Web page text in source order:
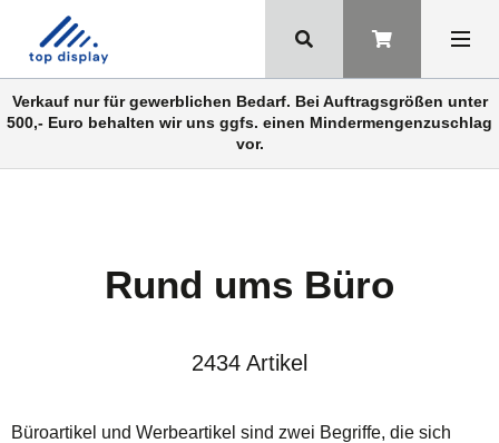
Verkauf nur für gewerblichen Bedarf. Bei Auftragsgrößen unter
500,- Euro behalten wir uns ggfs. einen Mindermengenzuschlag
vor.
Rund ums Büro
2434 Artikel
Büroartikel und Werbeartikel sind zwei Begriffe, die sich